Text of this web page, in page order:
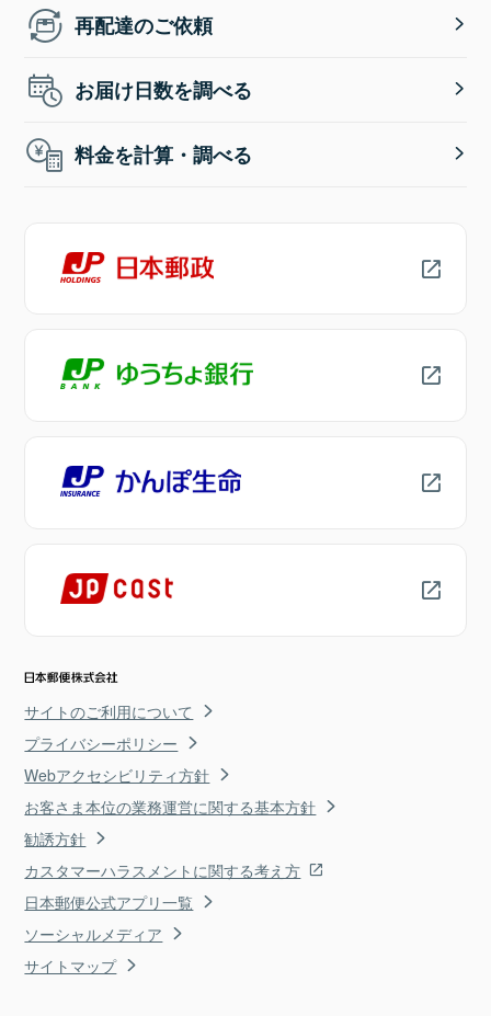
再配達のご依頼
お届け日数を調べる
料金を計算・調べる
サイトのご利用について
プライバシーポリシー
Webアクセシビリティ方針
お客さま本位の業務運営に関する基本方針
勧誘方針
カスタマーハラスメントに関する考え方
日本郵便公式アプリ一覧
ソーシャルメディア
サイトマップ